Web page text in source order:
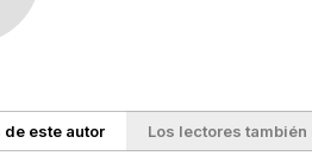
este autor Los lectores también